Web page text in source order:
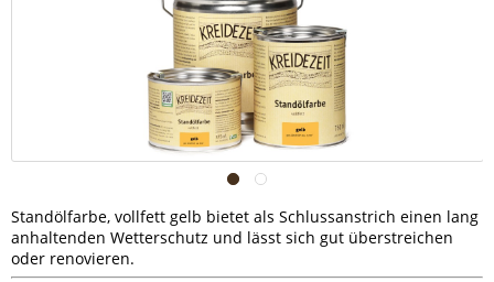
Standölfarbe, vollfett gelb bietet als Schlussanstrich einen lang
anhaltenden Wetterschutz und lässt sich gut überstreichen
oder renovieren.